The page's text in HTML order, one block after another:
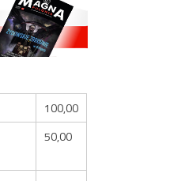
100,00
50,00